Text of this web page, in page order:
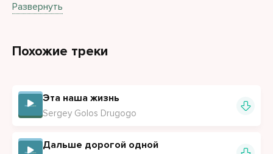
И с шестью нулями счёт.
Развернуть
Похожие треки
Эта наша жизнь
Sergey Golos Drugogo
Дальше дорогой одной